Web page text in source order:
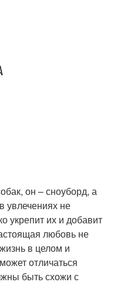
он – сноуборд, а
увлечениях не
укрепит их и добавит
любовь не
в целом и
отличаться
быть схожи с